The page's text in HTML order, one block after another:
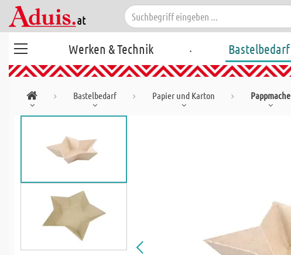
Werken & Technik . Bastelbedarf
Bastelbedarf Papier und Karton Pappmache